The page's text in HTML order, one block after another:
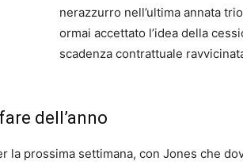
nerazzurro nell’ultima annata
ormai accettato l’idea della
scadenza contrattuale
dell’anno
la prossima settimana, con Jones che